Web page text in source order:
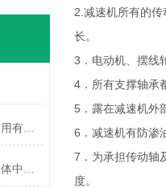
2.减速机所有的
长。
3．电动机、摆线
4．所有支撑轴承
5．露在减速机外
6．减速机有防渗
7．为承担传动轴
度。
潜水搅拌机在水处理中起到作用有哪些？
回转式格栅除污机高效清理水体中的污染物